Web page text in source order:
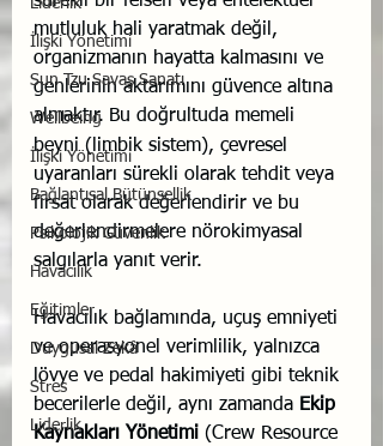
Liderlik
İlişki Yönetimi
Sun Tzu Savaş Sanatı
Wellbeing
İlişki Yönetimi
Bağlantısal Bütünsellik
Psikolojik Güvenlik
Havacılık
Eğitimler
Duygusal Zekâ
Stres
Liderlik
mutluluk hali yaratmak değil,
organizmanın hayatta kalmasını ve
genlerinin aktarımını güvence altına
almaktır. Bu doğrultuda memeli
beyni (limbik sistem), çevresel
uyaranları sürekli olarak tehdit veya
fırsat olarak değerlendirir ve bu
değerlendirmelere nörokimyasal
salgılarla yanıt verir.
Havacılık bağlamında, uçuş emniyeti
ve operasyonel verimlilik, yalnızca
lövye ve pedal hakimiyeti gibi teknik
becerilerle değil, aynı zamanda Ekip
Kaynakları Yönetimi (Crew Resource